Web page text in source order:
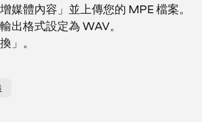
媒體內容」並上傳您的 MPE 檔案。
出格式設定為 WAV。
」。